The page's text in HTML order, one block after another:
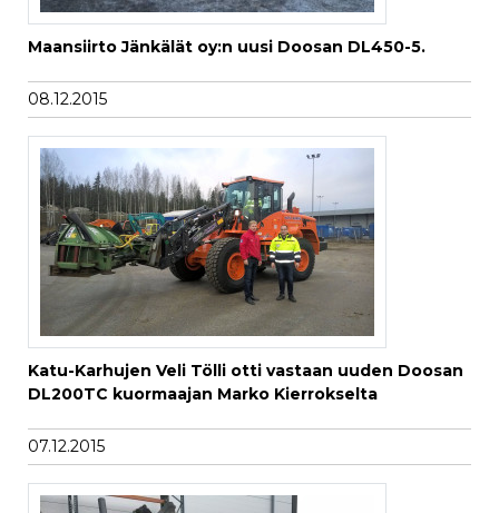
Maansiirto Jänkälät oy:n uusi Doosan DL450-5.
08.12.2015
Katu-Karhujen Veli Tölli otti vastaan uuden Doosan
DL200TC kuormaajan Marko Kierrokselta
07.12.2015